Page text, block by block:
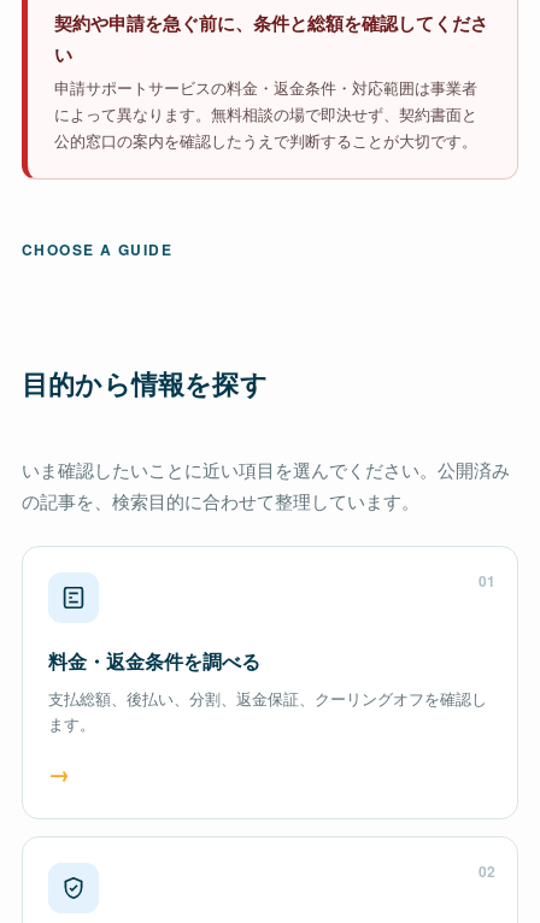
契約や申請を急ぐ前に、条件と総額を確認してくださ
い
申請サポートサービスの料金・返金条件・対応範囲は事業者
によって異なります。無料相談の場で即決せず、契約書面と
公的窓口の案内を確認したうえで判断することが大切です。
CHOOSE A GUIDE
目的から情報を探す
いま確認したいことに近い項目を選んでください。公開済み
の記事を、検索目的に合わせて整理しています。
01
料金・返金条件を調べる
支払総額、後払い、分割、返金保証、クーリングオフを確認し
ます。
→
02